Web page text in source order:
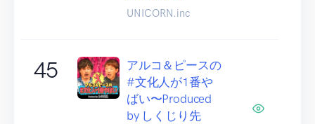
UNICORN.inc
45
アルコ＆ピースの
#文化人が1番や
ばい〜Produced
by しくじり先